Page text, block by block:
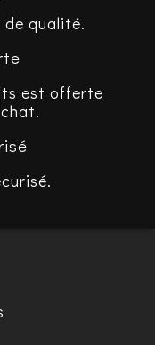
de qualité.
est offerte